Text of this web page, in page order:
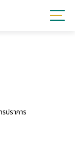
ปราการ